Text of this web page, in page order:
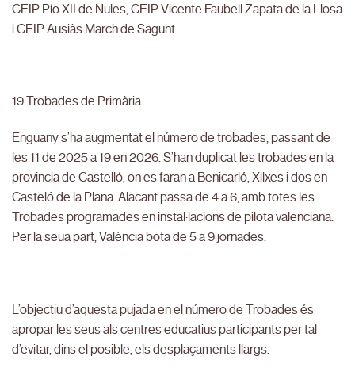
CEIP Pío XII de Nules, CEIP Vicente Faubell Zapata de la Llosa
i CEIP Ausiàs March de Sagunt.
19 Trobades de Primària
Enguany s’ha augmentat el número de trobades, passant de
les 11 de 2025 a 19 en 2026. S’han duplicat les trobades en la
provincia de Castelló, on es faran a Benicarló, Xilxes i dos en
Casteló de la Plana. Alacant passa de 4 a 6, amb totes les
Trobades programades en instal·lacions de pilota valenciana.
Per la seua part, València bota de 5 a 9 jornades.
L’objectiu d’aquesta pujada en el número de Trobades és
apropar les seus als centres educatius participants per tal
d’evitar, dins el posible, els desplaçaments llargs.